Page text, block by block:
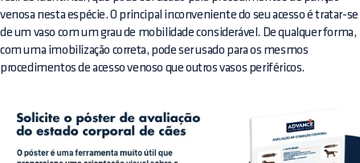
venosa nesta espécie. O principal inconveniente do seu acesso é tratar-se
de um vaso com um grau de mobilidade considerável. De qualquer forma,
com uma imobilização correta, pode ser usado para os mesmos
procedimentos de acesso venoso que outros vasos periféricos.